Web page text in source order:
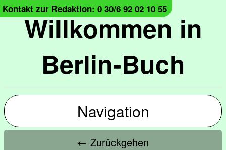
Willkommen in
Berlin-Buch
Kontakt zur Redaktion: 0 30/6 92 02 10 55
Navigation
← Zurückgehen